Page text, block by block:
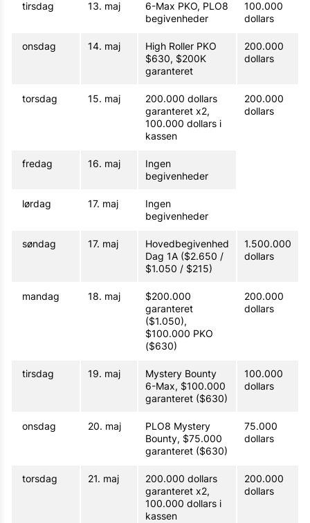
tirsdag 13. maj
6-Max PKO, PLO8
begivenheder
100.000
dollars
onsdag 14. maj
High Roller PKO
$630, $200K
garanteret
200.000
dollars
torsdag 15. maj
200.000 dollars
garanteret x2,
100.000 dollars i
kassen
200.000
dollars
fredag 16. maj
Ingen
begivenheder
lørdag 17. maj
Ingen
begivenheder
søndag 17. maj
Hovedbegivenhed
Dag 1A ($2.650 /
$1.050 / $215)
1.500.000
dollars
mandag 18. maj
$200.000
garanteret
($1.050),
$100.000 PKO
($630)
200.000
dollars
tirsdag 19. maj
Mystery Bounty
6-Max, $100.000
garanteret ($630)
100.000
dollars
onsdag 20. maj
PLO8 Mystery
Bounty, $75.000
garanteret ($630)
75.000
dollars
torsdag 21. maj
200.000 dollars
garanteret x2,
100.000 dollars i
kassen
200.000
dollars